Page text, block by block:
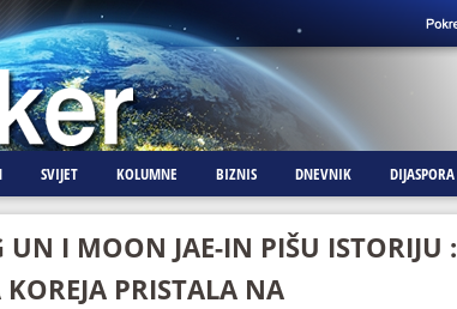
SVIJET KOLUMNE BIZNIS DNEVNIK DIJASPORA
UN I MOON JAE-IN PIŠU ISTORIJU :
KOREJA PRISTALA NA